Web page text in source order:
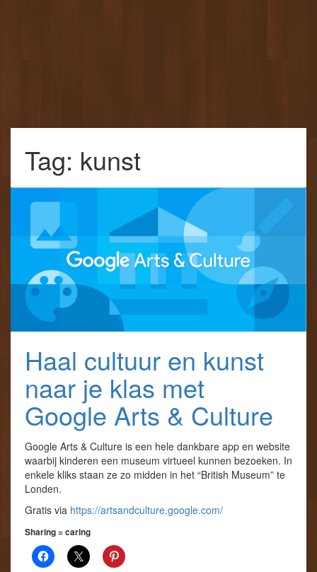
Tag: kunst
Haal cultuur en kunst
naar je klas met
Google Arts & Culture
Google Arts & Culture is een hele dankbare app en website
waarbij kinderen een museum virtueel kunnen bezoeken. In
enkele kliks staan ze zo midden in het “British Museum” te
Londen.
Gratis via https://artsandculture.google.com/
Sharing = caring